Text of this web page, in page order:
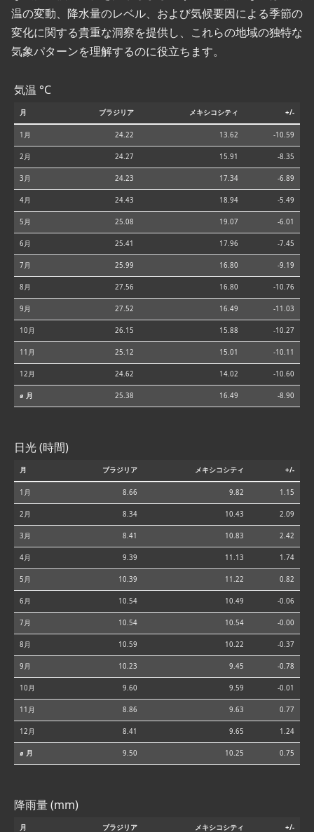
温の変動、降水量のレベル、および気候要因による季節の
変化に関する貴重な洞察を提供し、これらの地域の独特な
気象パターンを理解するのに役立ちます。
気温 °C
月 ブラジリア メキシコシティ +/-
1月 24.22 13.62 -10.59
2月 24.27 15.91 -8.35
3月 24.23 17.34 -6.89
4月 24.43 18.94 -5.49
5月 25.08 19.07 -6.01
6月 25.41 17.96 -7.45
7月 25.99 16.80 -9.19
8月 27.56 16.80 -10.76
9月 27.52 16.49 -11.03
10月 26.15 15.88 -10.27
11月 25.12 15.01 -10.11
12月 24.62 14.02 -10.60
⌀ 月 25.38 16.49 -8.90
日光 (時間)
月 ブラジリア メキシコシティ +/-
1月 8.66 9.82 1.15
2月 8.34 10.43 2.09
3月 8.41 10.83 2.42
4月 9.39 11.13 1.74
5月 10.39 11.22 0.82
6月 10.54 10.49 -0.06
7月 10.54 10.54 -0.00
8月 10.59 10.22 -0.37
9月 10.23 9.45 -0.78
10月 9.60 9.59 -0.01
11月 8.86 9.63 0.77
12月 8.41 9.65 1.24
⌀ 月 9.50 10.25 0.75
降雨量 (mm)
月 ブラジリア メキシコシティ +/-